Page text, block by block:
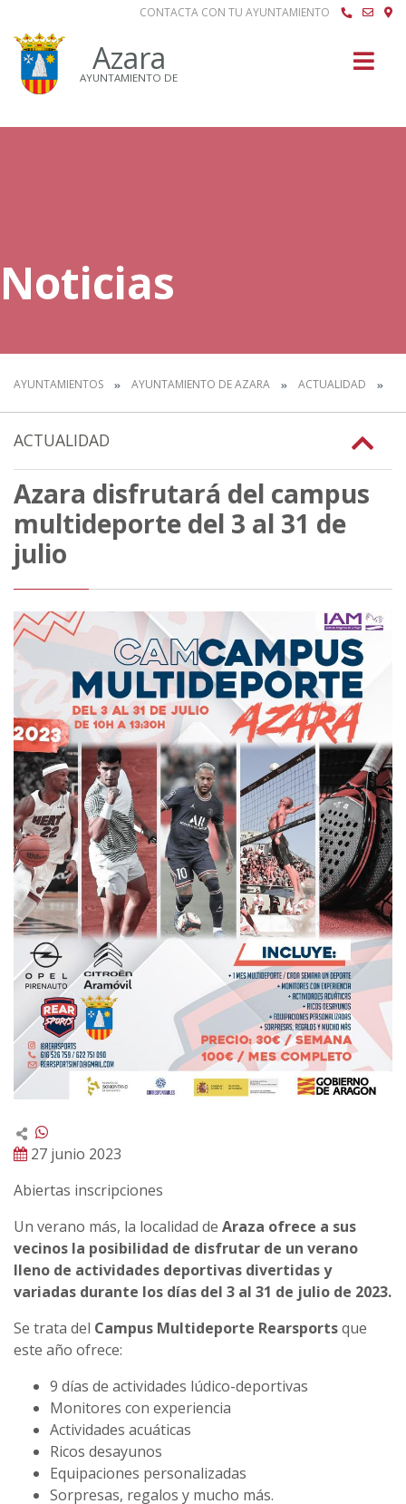
CONTACTA CON TU AYUNTAMIENTO
Azara
AYUNTAMIENTO DE
Noticias
AYUNTAMIENTOS AYUNTAMIENTO DE AZARA ACTUALIDAD
ACTUALIDAD
Azara disfrutará del campus
multideporte del 3 al 31 de
julio
27 junio 2023
Abiertas inscripciones
Un verano más, la localidad de Araza ofrece a sus
vecinos la posibilidad de disfrutar de un verano
lleno de actividades deportivas divertidas y
variadas durante los días del 3 al 31 de julio de 2023.
Se trata del Campus Multideporte Rearsportsque
este año ofrece:
9 días de actividades lúdico-deportivas
Monitores con experiencia
Actividades acuáticas
Ricos desayunos
Equipaciones personalizadas
Sorpresas, regalos y mucho más.